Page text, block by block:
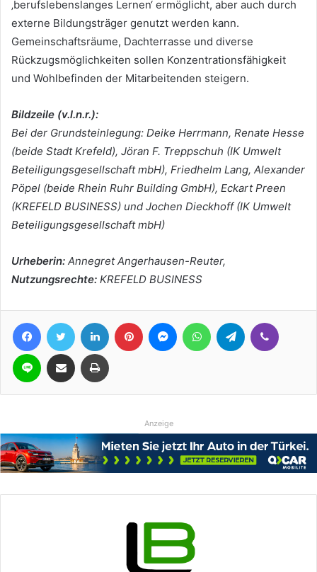
‚berufslebenslanges Lernen‘ ermöglicht, aber auch durch
externe Bildungsträger genutzt werden kann.
Gemeinschaftsräume, Dachterrasse und diverse
Rückzugsmöglichkeiten sollen Konzentrationsfähigkeit
und Wohlbefinden der Mitarbeitenden steigern.
Bildzeile (v.l.n.r.):
Bei der Grundsteinlegung: Deike Herrmann, Renate Hesse
(beide Stadt Krefeld), Jöran F. Treppschuh (IK Umwelt
Beteiligungsgesellschaft mbH), Friedhelm Lang, Alexander
Pöpel (beide Rhein Ruhr Building GmbH), Eckart Preen
(KREFELD BUSINESS) und Jochen Dieckhoff (IK Umwelt
Beteiligungsgesellschaft mbH)
Urheberin: Annegret Angerhausen-Reuter,
Nutzungsrechte: KREFELD BUSINESS
FacebookTwitter LinkedIn Pinterest MessengerWhatsAppTelegram
Line Teile per E-Mail Drucken
Anzeige